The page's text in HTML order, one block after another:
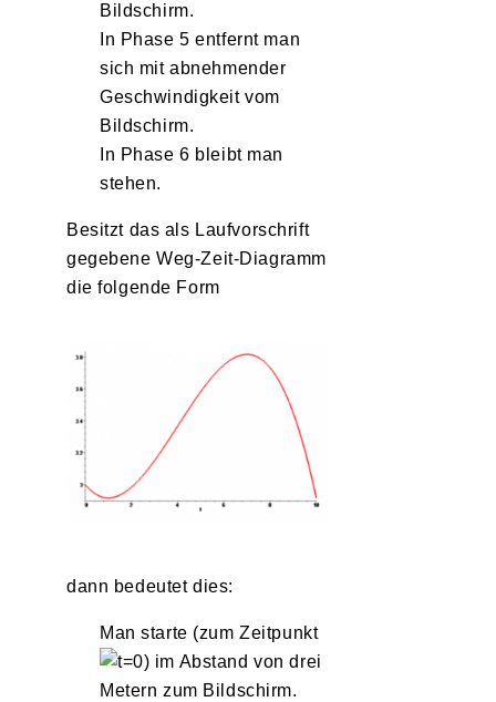
Bildschirm.
In Phase 5 entfernt man
sich mit abnehmender
Geschwindigkeit vom
Bildschirm.
In Phase 6 bleibt man
stehen.
Besitzt das als Laufvorschrift
gegebene Weg-Zeit-Diagramm
die folgende Form
dann bedeutet dies:
Man starte (zum Zeitpunkt
) im Abstand von drei
Metern zum Bildschirm.